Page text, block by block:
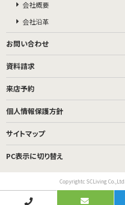
会社概要
会社沿革
お問い合わせ
資料請求
来店予約
個人情報保護方針
サイトマップ
PC表示に切り替え
Copyrightc SCLiving